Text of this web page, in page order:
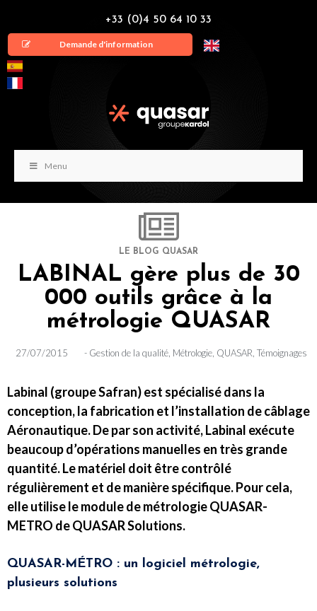
+33 (0)4 50 64 10 33
Demande d'information
Menu
LE BLOG QUASAR
LABINAL gère plus de 30
000 outils grâce à la
métrologie QUASAR
27/07/2015 - Gestion de la qualité Métrologie QUASAR Témoignages
Labinal (groupe Safran) est spécialisé dans la
conception, la fabrication et l’installation de câblage
Aéronautique. De par son activité, Labinal exécute
beaucoup d’opérations manuelles en très grande
quantité. Le matériel doit être contrôlé
régulièrement et de manière spécifique. Pour cela,
elle utilise le module de métrologie QUASAR-
METRO de QUASAR Solutions.
QUASAR-MÉTRO : un logiciel métrologie,
plusieurs solutions